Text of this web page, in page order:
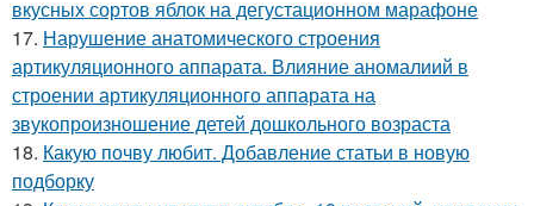
вкусных сортов яблок на дегустационном марафоне
17. Нарушение анатомического строения
артикуляционного аппарата. Влияние аномалиий в
строении артикуляционного аппарата на
звукопроизношение детей дошкольного возраста
18. Какую почву любит. Добавление статьи в новую
подборку